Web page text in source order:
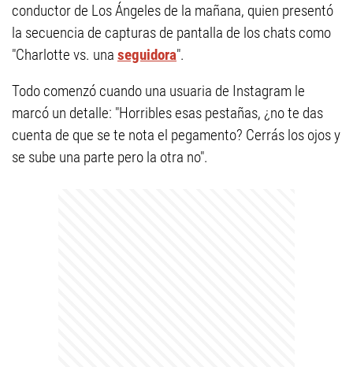
conductor de Los Ángeles de la mañana, quien presentó
la secuencia de capturas de pantalla de los chats como
"Charlotte vs. una seguidora".
Todo comenzó cuando una usuaria de Instagram le
marcó un detalle: "Horribles esas pestañas, ¿no te das
cuenta de que se te nota el pegamento? Cerrás los ojos y
se sube una parte pero la otra no".